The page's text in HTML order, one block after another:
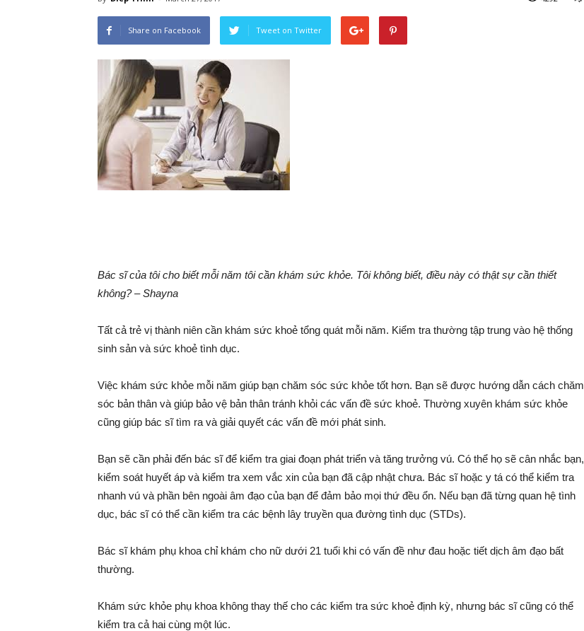
mẹ
Share on Facebook Tweet on Twitter
Bác sĩ của tôi cho biết mỗi năm tôi cần khám sức khỏe. Tôi không biết, điều này có thật sự cần thiết
không? – Shayna
Tất cả trẻ vị thành niên cần khám sức khoẻ tổng quát mỗi năm. Kiểm tra thường tập trung vào hệ thống
sinh sản và sức khoẻ tình dục.
Việc khám sức khỏe mỗi năm giúp bạn chăm sóc sức khỏe tốt hơn. Bạn sẽ được hướng dẫn cách chăm
sóc bản thân và giúp bảo vệ bản thân tránh khỏi các vấn đề sức khoẻ. Thường xuyên khám sức khỏe
cũng giúp bác sĩ tìm ra và giải quyết các vấn đề mới phát sinh.
Bạn sẽ cần phải đến bác sĩ để kiểm tra giai đoạn phát triển và tăng trưởng vú. Có thể họ sẽ cân nhắc bạn,
kiểm soát huyết áp và kiểm tra xem vắc xin của bạn đã cập nhật chưa. Bác sĩ hoặc y tá có thể kiểm tra
nhanh vú và phần bên ngoài âm đạo của bạn để đảm bảo mọi thứ đều ổn. Nếu bạn đã từng quan hệ tình
dục, bác sĩ có thể cần kiểm tra các bệnh lây truyền qua đường tình dục (STDs).
Bác sĩ khám phụ khoa chỉ khám cho nữ dưới 21 tuổi khi có vấn đề như đau hoặc tiết dịch âm đạo bất
thường.
Khám sức khỏe phụ khoa không thay thế cho các kiểm tra sức khoẻ định kỳ, nhưng bác sĩ cũng có thể
kiểm tra cả hai cùng một lúc.